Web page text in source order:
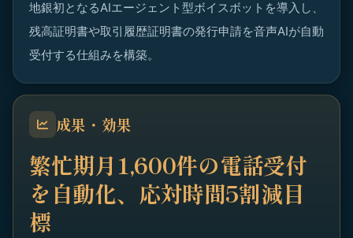
地銀初となるAIエージェント型ボイスボットを導入し、
残高証明書や取引履歴証明書の発行申請を音声AIが自動
受付する仕組みを構築。
成果・効果
繁忙期月1,600件の電話受付
を自動化、応対時間5割減目
標